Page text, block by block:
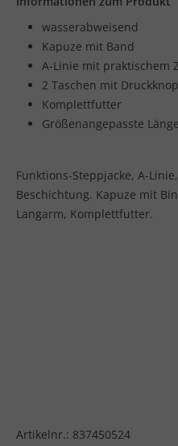
wasserabweisend
Kapuze mit Band
A-Linie mit praktischem
2 Taschen mit
Komplettfutter
Größenangepasste
Funktions-Steppjacke, A-
Beschichtung. Kapuze mit
Langarm, Komplettfutter.
Artikelnr.: 837450524